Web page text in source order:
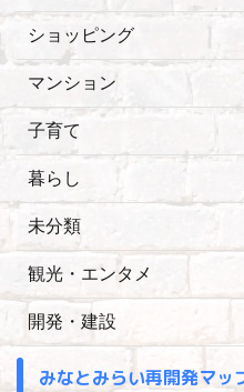
ショッピング
マンション
子育て
暮らし
未分類
観光・エンタメ
開発・建設
みなとみらい再開発マッ